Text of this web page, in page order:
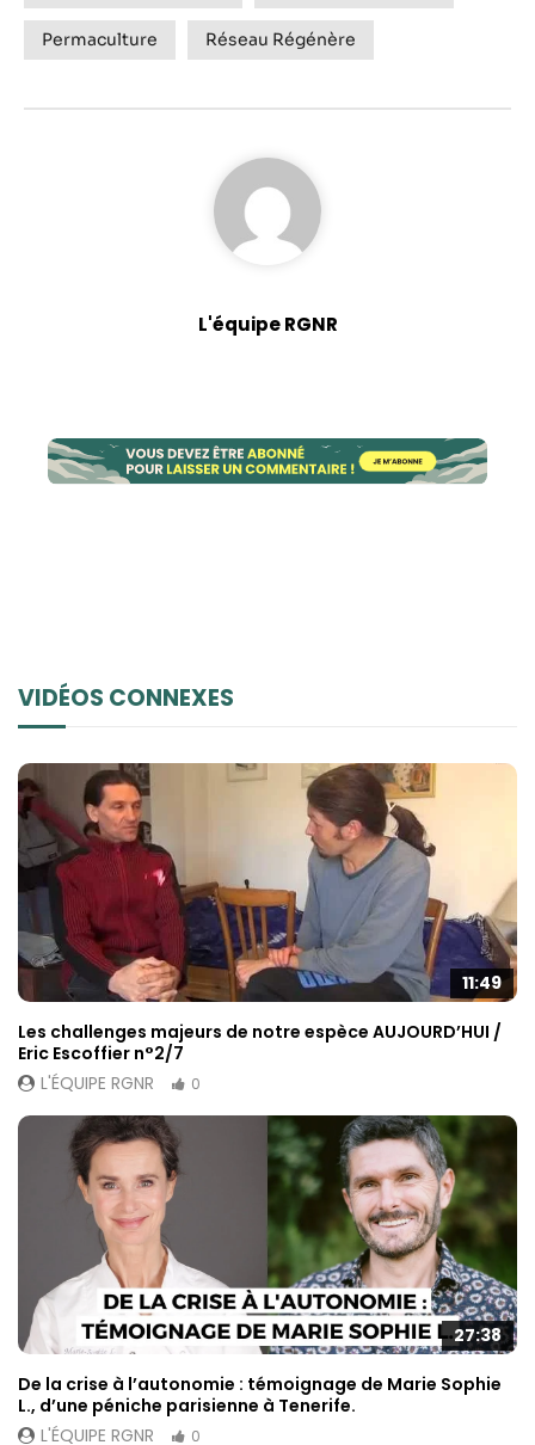
Permaculture Réseau Régénère
L'équipe RGNR
VIDÉOS CONNEXES
11:49
Les challenges majeurs de notre espèce AUJOURD’HUI /
Eric Escoffier n°2/7
L'ÉQUIPE RGNR
0
27:38
De la crise à l’autonomie : témoignage de Marie Sophie
L., d’une péniche parisienne à Tenerife.
L'ÉQUIPE RGNR
0